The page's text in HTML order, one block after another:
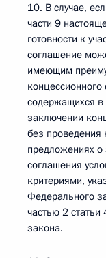
10. В случае,
части 9
готовности к
соглашение
имеющим
содержащихся в
заключении
без проведения
предложениях о
соглашения
критериями,
Федерального
частью 2
закона.